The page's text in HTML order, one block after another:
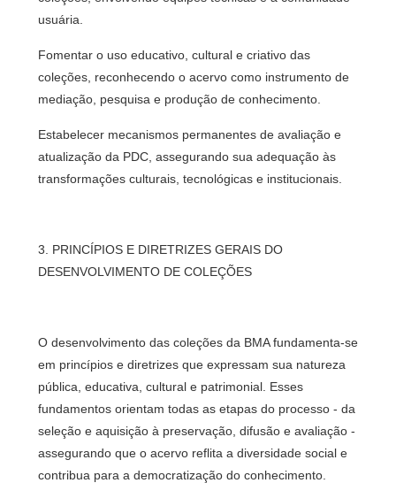
usuária.
Fomentar o uso educativo, cultural e criativo das
coleções, reconhecendo o acervo como instrumento de
mediação, pesquisa e produção de conhecimento.
Estabelecer mecanismos permanentes de avaliação e
atualização da PDC, assegurando sua adequação às
transformações culturais, tecnológicas e institucionais.
3. PRINCÍPIOS E DIRETRIZES GERAIS DO
DESENVOLVIMENTO DE COLEÇÕES
O desenvolvimento das coleções da BMA fundamenta-se
em princípios e diretrizes que expressam sua natureza
pública, educativa, cultural e patrimonial. Esses
fundamentos orientam todas as etapas do processo - da
seleção e aquisição à preservação, difusão e avaliação -
assegurando que o acervo reflita a diversidade social e
contribua para a democratização do conhecimento.